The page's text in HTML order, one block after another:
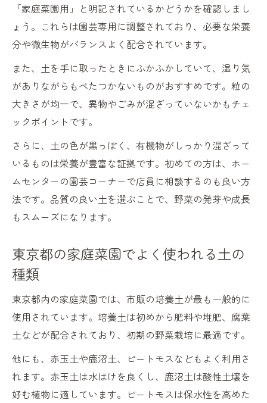
土処分時に家庭菜園で気をつけるポイント
東京都の家庭菜園における土回収の基礎知識
家庭菜園土の回収サービス活用のコツ
家庭菜園で知っておきたい土回収の流れ
東京都の土回収料金と家庭菜園の節約術
家庭菜園土回収時の分別・準備ポイント
土回収を依頼する際の家庭菜園マナー
「家庭菜園用」と明記されているかどうかを確認しまし
ょう。これらは園芸専用に調整されており、必要な栄養
分や微生物がバランスよく配合されています。
また、土を手に取ったときにふかふかしていて、湿り気
がありながらもべたつかないものがおすすめです。粒の
大きさが均一で、異物やごみが混ざっていないかもチェ
ックポイントです。
さらに、土の色が黒っぽく、有機物がしっかり混ざって
いるものは栄養が豊富な証拠です。初めての方は、ホー
ムセンターの園芸コーナーで店員に相談するのも良い方
法です。品質の良い土を選ぶことで、野菜の発芽や成長
もスムーズになります。
東京都の家庭菜園でよく使われる土の
種類
東京都内の家庭菜園では、市販の培養土が最も一般的に
使用されています。培養土は初めから肥料や堆肥、腐葉
土などが配合されており、初期の野菜栽培に最適です。
他にも、赤玉土や鹿沼土、ピートモスなどもよく利用さ
れます。赤玉土は水はけを良くし、鹿沼土は酸性土壌を
好む植物に適しています。ピートモスは保水性を高めた